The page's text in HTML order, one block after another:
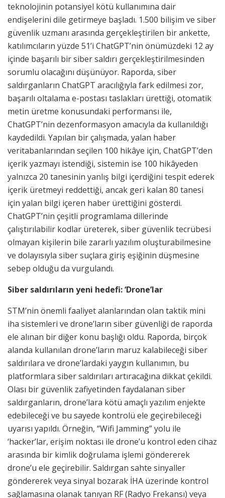
teknolojinin potansiyel kötü kullanımına dair
endişelerini dile getirmeye başladı. 1.500 bilişim ve siber
güvenlik uzmanı arasında gerçekleştirilen bir ankette,
katılımcıların yüzde 51’i ChatGPT’nin önümüzdeki 12 ay
içinde başarılı bir siber saldırı gerçekleştirilmesinden
sorumlu olacağını düşünüyor. Raporda, siber
saldırganların ChatGPT aracılığıyla fark edilmesi zor,
başarılı oltalama e-postası taslakları ürettiği, otomatik
metin üretme konusundaki performansı ile,
ChatGPT’nin dezenformasyon amacıyla da kullanıldığı
kaydedildi. Yapılan bir çalışmada, yalan haber
veritabanlarından seçilen 100 hikâye için, ChatGPT’den
içerik yazmayı istendiği, sistemin ise 100 hikâyeden
yalnızca 20 tanesinin yanlış bilgi içerdiğini tespit ederek
içerik üretmeyi reddettiği, ancak geri kalan 80 tanesi
için yalan bilgi içeren haber ürettiğini gösterdi.
ChatGPT’nin çeşitli programlama dillerinde
çalıştırılabilir kodlar üreterek, siber güvenlik tecrübesi
olmayan kişilerin bile zararlı yazılım oluşturabilmesine
ve dolayısıyla siber suçlara giriş eşiğinin düşmesine
sebep olduğu da vurgulandı.
Siber saldırıların yeni hedefi: ‘Drone’lar
STM’nin önemli faaliyet alanlarından olan taktik mini
iha sistemleri ve drone’ların siber güvenliği de raporda
ele alınan bir diğer konu başlığı oldu. Raporda, birçok
alanda kullanılan drone’ların maruz kalabileceği siber
saldırılara ve drone’lardaki yaygın kullanımın, bu
platformlara siber saldırıları artıracağına dikkat çekildi.
Olası bir güvenlik zafiyetinden faydalanan siber
saldırganların, drone’lara kötü amaçlı yazılım enjekte
edebileceği ve bu sayede kontrolü ele geçirebileceği
uyarısı yapıldı. Örneğin, “Wifi Jamming” yolu ile
‘hacker’lar, erişim noktası ile drone’u kontrol eden cihaz
arasında bir kimlik doğrulama işlemi göndererek
drone’u ele geçirebilir. Saldırgan sahte sinyaller
göndererek veya sinyal bozarak İHA üzerinde kontrol
sağlamasına olanak tanıyan RF (Radyo Frekansı) veya